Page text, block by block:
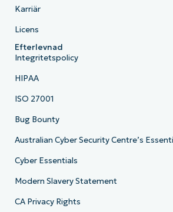
Karriär
Licens
Efterlevnad
Integritetspolicy
HIPAA
ISO 27001
Bug Bounty
Australian Cyber Security Centre’s
Cyber Essentials
Modern Slavery Statement
CA Privacy Rights